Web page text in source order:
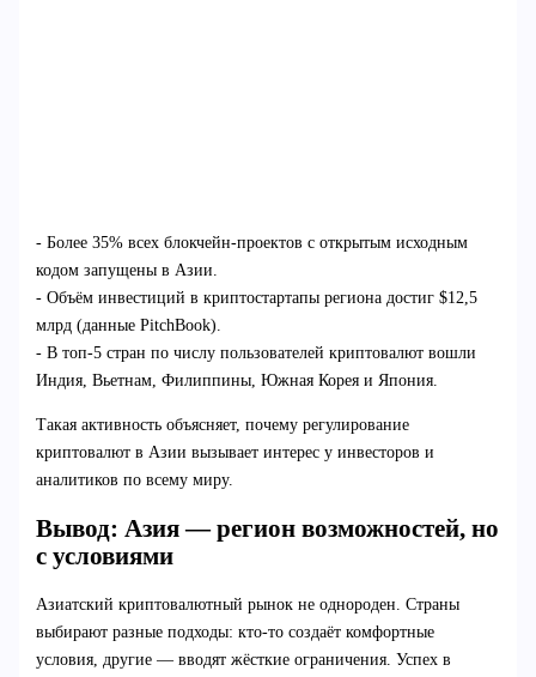
- Более 35% всех блокчейн-проектов с открытым исходным
кодом запущены в Азии.
- Объём инвестиций в криптостартапы региона достиг $12,5
млрд (данные PitchBook).
- В топ-5 стран по числу пользователей криптовалют вошли
Индия, Вьетнам, Филиппины, Южная Корея и Япония.
Такая активность объясняет, почему регулирование
криптовалют в Азии вызывает интерес у инвесторов и
аналитиков по всему миру.
Вывод: Азия — регион возможностей, но
с условиями
Азиатский криптовалютный рынок не однороден. Страны
выбирают разные подходы: кто-то создаёт комфортные
условия, другие — вводят жёсткие ограничения. Успех в